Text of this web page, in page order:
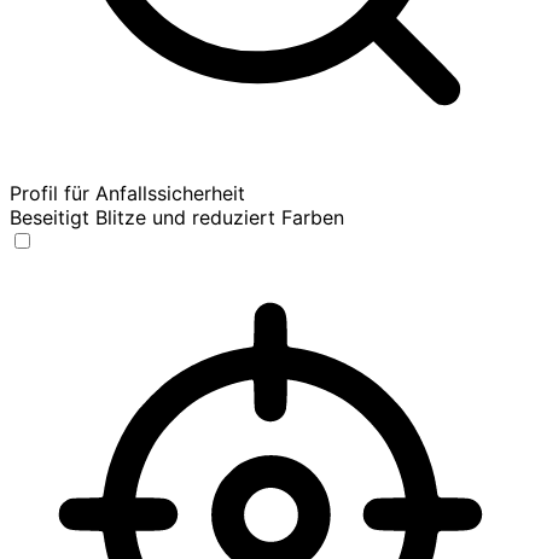
Profil für Anfallssicherheit
Beseitigt Blitze und reduziert Farben